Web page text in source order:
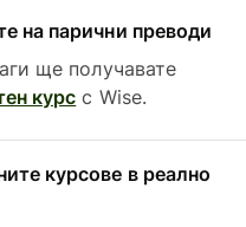
на парични преводи
ще получавате
курс с Wise.
курсове в реално